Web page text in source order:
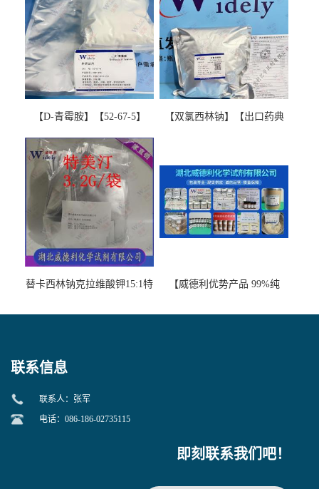
【D-青霉胺】【52-67-5】
图谱检测方法现货供应咨询
张军52-67-5
【双氯西林钠】【出口药典
替卡西林钠克拉维酸钾15:1特
【威德利优势产品 99%纯
联系信息
联系人：张军
电话：086-186-02735115
即刻联系我们吧！